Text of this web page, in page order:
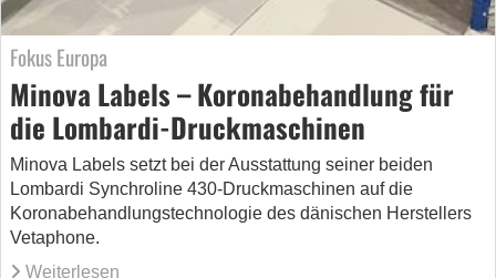
Fokus Europa
Minova Labels – Koronabehandlung für
die Lombardi-Druckmaschinen
Minova Labels setzt bei der Ausstattung seiner beiden
Lombardi Synchroline 430-Druckmaschinen auf die
Koronabehandlungstechnologie des dänischen Herstellers
Vetaphone.
Weiterlesen